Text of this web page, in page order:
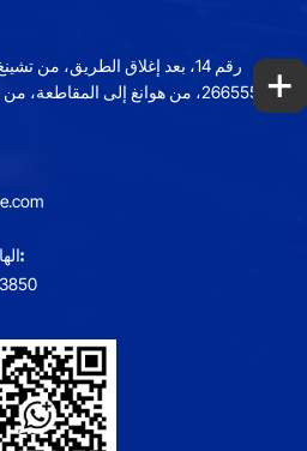
رقم 14، بعد إغلاق الطريق، من
266555، من هوانغ إلى
الهاتف المحمول/واتساب:
+